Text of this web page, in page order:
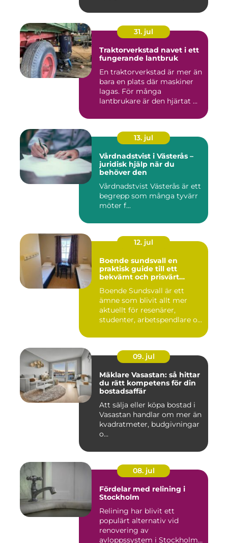
31. jul
Traktorverkstad navet i ett
fungerande lantbruk
En traktorverkstad är mer än
bara en plats där maskiner
lagas. För många
lantbrukare är den hjärtat ...
13. jul
Vårdnadstvist i Västerås –
juridisk hjälp när du
behöver den
Vårdnadstvist Västerås är ett
begrepp som många tyvärr
möter f...
12. jul
Boende sundsvall en
praktisk guide till ett
bekvämt och prisvärt
Boende Sundsvall är ett
ämne som blivit allt mer
aktuellt för resenärer,
studenter, arbetspendlare o...
09. jul
Mäklare Vasastan: så hittar
du rätt kompetens för din
bostadsaffär
Att sälja eller köpa bostad i
Vasastan handlar om mer än
kvadratmeter, budgivningar
o...
08. jul
Fördelar med relining i
Stockholm
Relining har blivit ett
populärt alternativ vid
renovering av
avloppssystem i Stockholm.